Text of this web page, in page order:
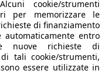
cookie/strumenti
per memorizzare le
di finanziamento
entro
nuove richieste di
tali cookie/strumenti,
essere utilizzate in